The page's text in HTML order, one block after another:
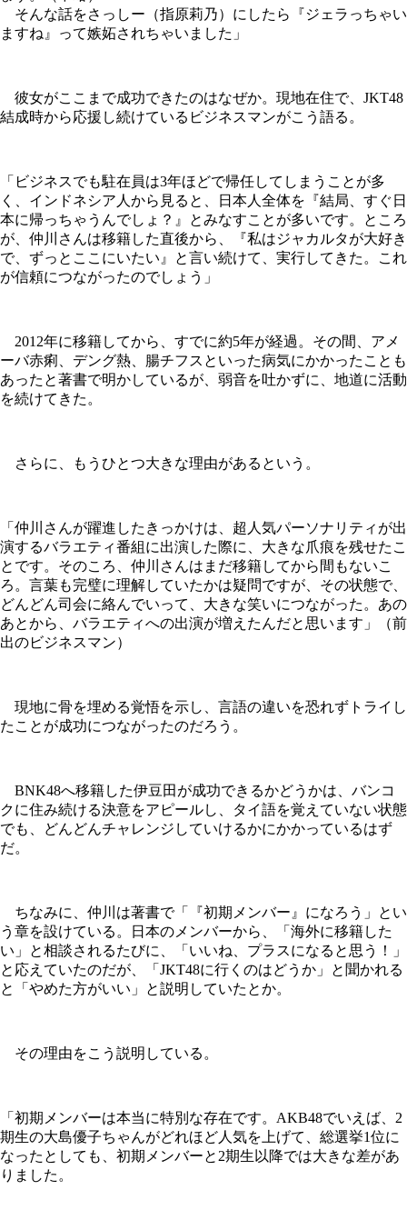
そんな話をさっしー（指原莉乃）にしたら『ジェラっちゃい
ますね』って嫉妬されちゃいました」
彼女がここまで成功できたのはなぜか。現地在住で、JKT48
結成時から応援し続けているビジネスマンがこう語る。
「ビジネスでも駐在員は3年ほどで帰任してしまうことが多
く、インドネシア人から見ると、日本人全体を『結局、すぐ日
本に帰っちゃうんでしょ？』とみなすことが多いです。ところ
が、仲川さんは移籍した直後から、『私はジャカルタが大好き
で、ずっとここにいたい』と言い続けて、実行してきた。これ
が信頼につながったのでしょう」
2012年に移籍してから、すでに約5年が経過。その間、アメ
ーバ赤痢、デング熱、腸チフスといった病気にかかったことも
あったと著書で明かしているが、弱音を吐かずに、地道に活動
を続けてきた。
さらに、もうひとつ大きな理由があるという。
「仲川さんが躍進したきっかけは、超人気パーソナリティが出
演するバラエティ番組に出演した際に、大きな爪痕を残せたこ
とです。そのころ、仲川さんはまだ移籍してから間もないこ
ろ。言葉も完璧に理解していたかは疑問ですが、その状態で、
どんどん司会に絡んでいって、大きな笑いにつながった。あの
あとから、バラエティへの出演が増えたんだと思います」（前
出のビジネスマン）
現地に骨を埋める覚悟を示し、言語の違いを恐れずトライし
たことが成功につながったのだろう。
BNK48へ移籍した伊豆田が成功できるかどうかは、バンコ
クに住み続ける決意をアピールし、タイ語を覚えていない状態
でも、どんどんチャレンジしていけるかにかかっているはず
だ。
ちなみに、仲川は著書で「『初期メンバー』になろう」とい
う章を設けている。日本のメンバーから、「海外に移籍した
い」と相談されるたびに、「いいね、プラスになると思う！」
と応えていたのだが、「JKT48に行くのはどうか」と聞かれる
と「やめた方がいい」と説明していたとか。
その理由をこう説明している。
「初期メンバーは本当に特別な存在です。AKB48でいえば、2
期生の大島優子ちゃんがどれほど人気を上げて、総選挙1位に
なったとしても、初期メンバーと2期生以降では大きな差があ
りました。